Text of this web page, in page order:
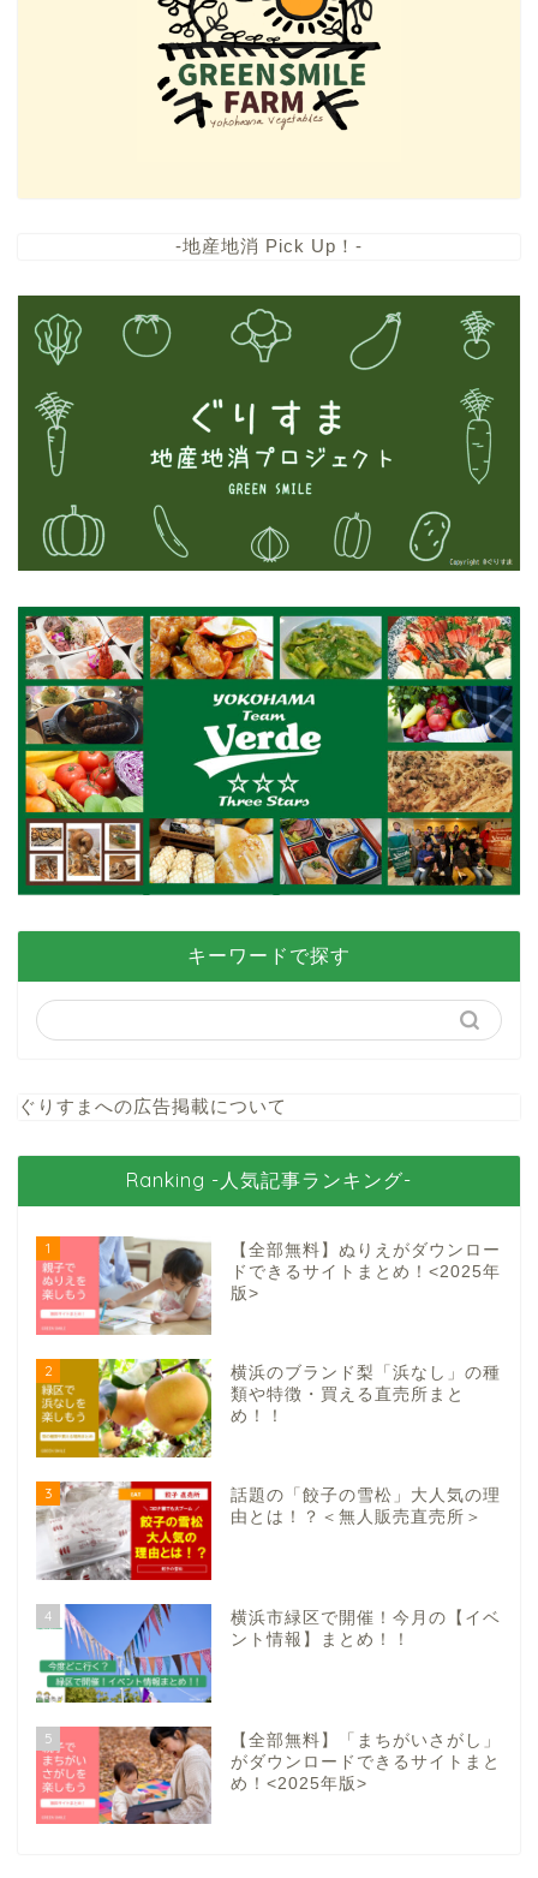
-地産地消 Pick Up！-
キーワードで探す
ぐりすまへの広告掲載について
Ranking -人気記事ランキング-
1
【全部無料】ぬりえがダウンロー
ドできるサイトまとめ！<2025年
版>
2
横浜のブランド梨「浜なし」の種
類や特徴・買える直売所まと
め！！
3
話題の「餃子の雪松」大人気の理
由とは！？＜無人販売直売所＞
4
横浜市緑区で開催！今月の【イベ
ント情報】まとめ！！
5
【全部無料】「まちがいさがし」
がダウンロードできるサイトまと
め！<2025年版>